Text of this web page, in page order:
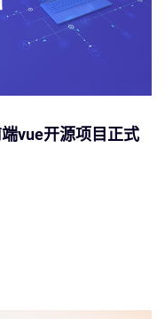
vue开源项目正式